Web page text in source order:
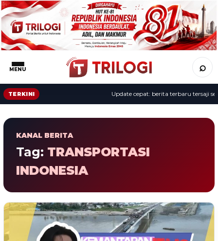
MENU ⌕
TERKINI Update cepat: berita terbaru tersaji
KANAL BERITA
Tag: TRANSPORTASI
INDONESIA